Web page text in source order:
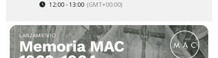
12:00 - 13:00 (GMT+00:00)